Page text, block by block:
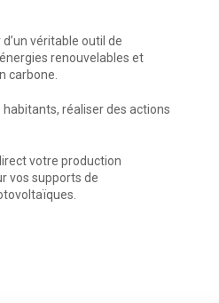
véritable outil de
renouvelables et
carbone.
réaliser des actions
votre production
vos supports de